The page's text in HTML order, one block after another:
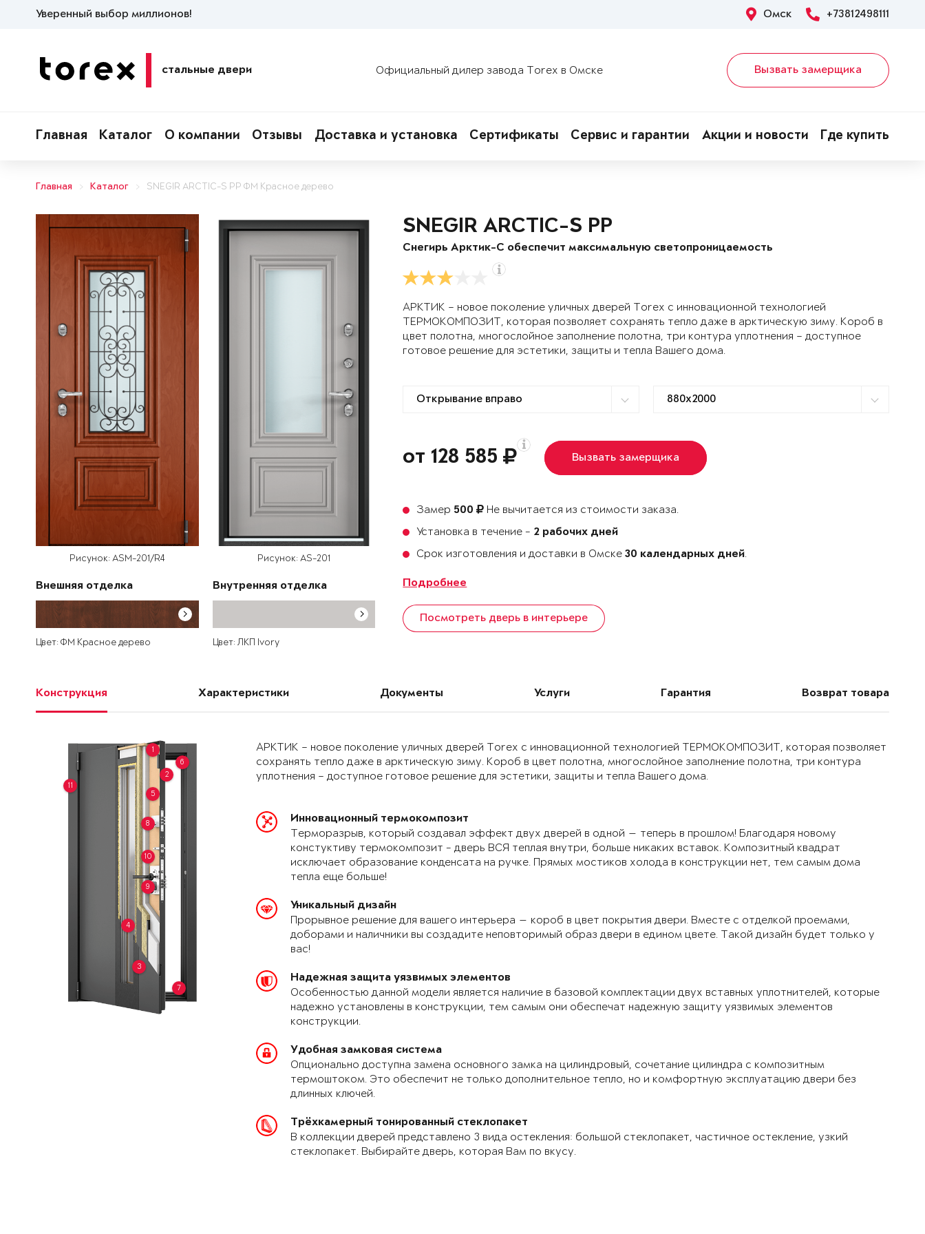
Уверенный выбор миллионов! Омск +73812498111
стальные двери Официальный дилер завода Torex в Омске Вызвать замерщика
Главная Каталог О компании Отзывы Доставка и установка Сертификаты Сервис и гарантии Акции и новости Где купить
Главная Каталог SNEGIR ARCTIC-S PP ФМ Красное дерево
Рисунок: ASM-201/R4
Внешняя отделка
Цвет: ФМ Красное дерево
Рисунок: AS-201
Внутренняя отделка
Цвет: ЛКП Ivory
SNEGIR ARCTIC-S PP
Снегирь Арктик-С обеспечит максимальную светопроницаемость
АРКТИК – новое поколение уличных дверей Torex с инновационной технологией
ТЕРМОКОМПОЗИТ, которая позволяет сохранять тепло даже в арктическую зиму. Короб в
цвет полотна, многослойное заполнение полотна, три контура уплотнения – доступное
готовое решение для эстетики, защиты и тепла Вашего дома.
от 128 585 Вызвать замерщика
Замер 500
Не вычитается из стоимости заказа.
Установка в течение - 2 рабочих дней
Срок изготовления и доставки в Омске30 календарных дней.
Подробнее
Посмотреть дверь в интерьере
Конструкция Характеристики Документы Услуги Гарантия Возврат товара
1
2
3
4
5
6
7
8
9
10
11
АРКТИК – новое поколение уличных дверей Torex с инновационной технологией ТЕРМОКОМПОЗИТ, которая позволяет
сохранять тепло даже в арктическую зиму. Короб в цвет полотна, многослойное заполнение полотна, три контура
уплотнения – доступное готовое решение для эстетики, защиты и тепла Вашего дома.
Инновационный термокомпозит
Терморазрыв, который создавал эффект двух дверей в одной — теперь в прошлом! Благодаря новому
констуктиву термокомпозит - дверь ВСЯ теплая внутри, больше никаких вставок. Композитный квадрат
исключает образование конденсата на ручке. Прямых мостиков холода в конструкции нет, тем самым дома
тепла еще больше!
Уникальный дизайн
Прорывное решение для вашего интерьера — короб в цвет покрытия двери. Вместе с отделкой проемами,
доборами и наличники вы создадите неповторимый образ двери в едином цвете. Такой дизайн будет только у
вас!
Надежная защита уязвимых элементов
Особенностью данной модели является наличие в базовой комплектации двух вставных уплотнителей, которые
надежно установлены в конструкции, тем самым они обеспечат надежную защиту уязвимых элементов
конструкции.
Удобная замковая система
Опционально доступна замена основного замка на цилиндровый, сочетание цилиндра с композитным
термоштоком. Это обеспечит не только дополнительное тепло, но и комфортную эксплуатацию двери без
длинных ключей.
Трёхкамерный тонированный стеклопакет
В коллекции дверей представлено 3 вида остекления: большой стеклопакет, частичное остекление, узкий
стеклопакет. Выбирайте дверь, которая Вам по вкусу.